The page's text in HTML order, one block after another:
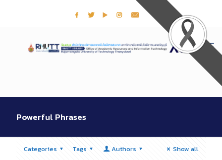
Powerful Phrases
Categories Tags Authors Show all